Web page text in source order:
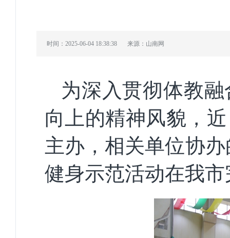
时间：2025-06-04 18:38:38 来源：山南网
为深入贯彻体教
向上的精神风貌，
主办，相关单位协
健身示范活动在我